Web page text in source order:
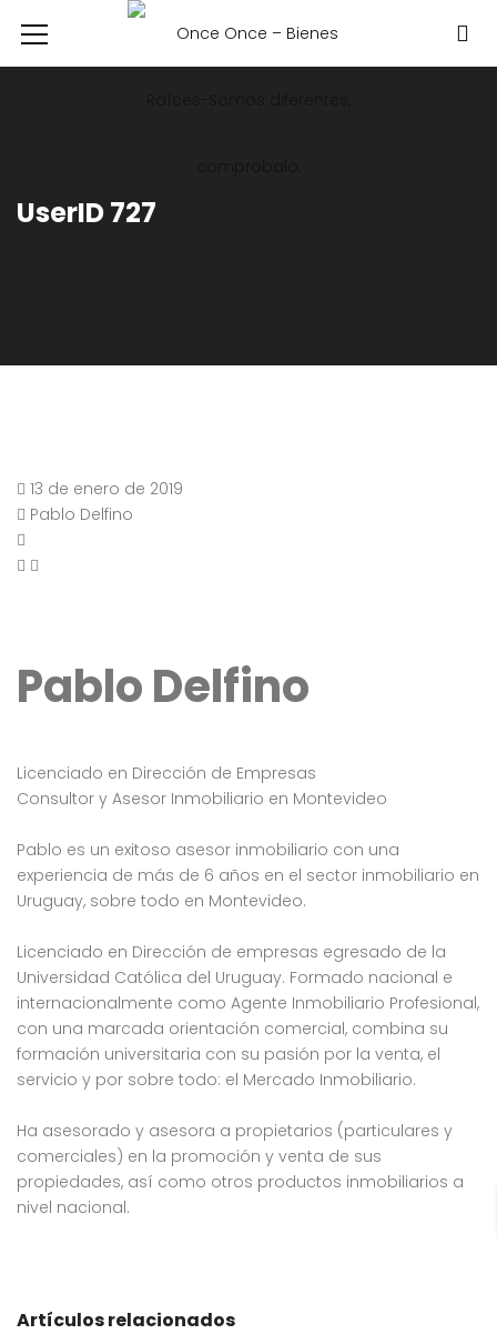
UserID 727
13 de enero de 2019
Pablo Delfino
Pablo Delfino
Licenciado en Dirección de Empresas
Consultor y Asesor Inmobiliario en Montevideo
Pablo es un exitoso asesor inmobiliario con una
experiencia de más de 6 años en el sector inmobiliario en
Uruguay, sobre todo en Montevideo.
Licenciado en Dirección de empresas egresado de la
Universidad Católica del Uruguay. Formado nacional e
internacionalmente como Agente Inmobiliario Profesional,
con una marcada orientación comercial, combina su
formación universitaria con su pasión por la venta, el
servicio y por sobre todo: el Mercado Inmobiliario.
Ha asesorado y asesora a propietarios (particulares y
comerciales) en la promoción y venta de sus
propiedades, así como otros productos inmobiliarios a
nivel nacional.
Artículos relacionados